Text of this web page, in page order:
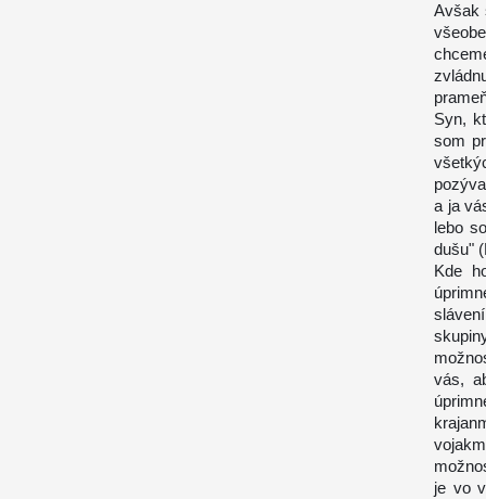
Avšak
Syn,
som
a ja
lebo
dušu"
Kde
vás,
je vo